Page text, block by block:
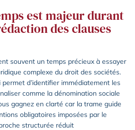
est majeur durant
des clauses
souvent un temps précieux à essayer
complexe du droit des sociétés.
d’identifier immédiatement les
comme la dénomination sociale
gagnez en clarté car la trame guide
obligatoires imposées par le
structurée réduit